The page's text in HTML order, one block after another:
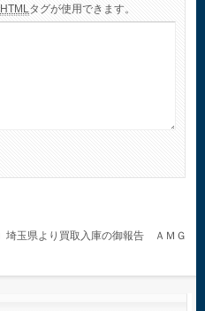
HTMLタグが使用できます。
埼玉県より買取入庫の御報告 ＡＭＧ